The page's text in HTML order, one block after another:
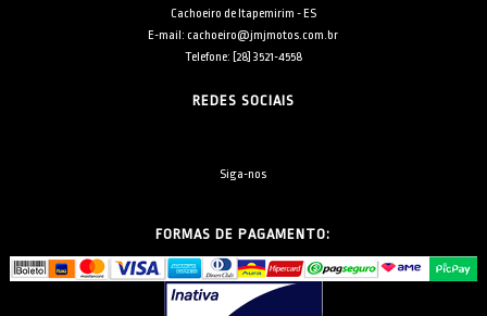
Cachoeiro de Itapemirim - ES
E-mail: cachoeiro@jmjmotos.com.br
Telefone: [28] 3521-4558
REDES SOCIAIS
Siga-nos
FORMAS DE PAGAMENTO: